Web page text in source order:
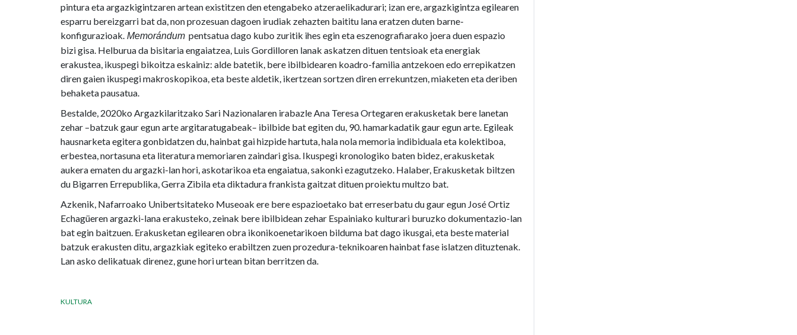
pintura eta argazkigintzaren artean existitzen den etengabeko atzeraelikadurari; izan ere, argazkigintza egilearen
esparru bereizgarri bat da, non prozesuan dagoen irudiak zehazten baititu lana eratzen duten barne-
konfigurazioak. Memorándum pentsatua dago kubo zuritik ihes egin eta eszenografiarako joera duen espazio
bizi gisa. Helburua da bisitaria engaiatzea, Luis Gordilloren lanak askatzen dituen tentsioak eta energiak
erakustea, ikuspegi bikoitza eskainiz: alde batetik, bere ibilbidearen koadro-familia antzekoen edo errepikatzen
diren gaien ikuspegi makroskopikoa, eta beste aldetik, ikertzean sortzen diren errekuntzen, miaketen eta deriben
behaketa pausatua.
Bestalde, 2020ko Argazkilaritzako Sari Nazionalaren irabazle Ana Teresa Ortegaren erakusketak bere lanetan
zehar –batzuk gaur egun arte argitaratugabeak– ibilbide bat egiten du, 90. hamarkadatik gaur egun arte. Egileak
hausnarketa egitera gonbidatzen du, hainbat gai hizpide hartuta, hala nola memoria indibiduala eta kolektiboa,
erbestea, nortasuna eta literatura memoriaren zaindari gisa. Ikuspegi kronologiko baten bidez, erakusketak
aukera ematen du argazki-lan hori, askotarikoa eta engaiatua, sakonki ezagutzeko. Halaber, Erakusketak biltzen
du Bigarren Errepublika, Gerra Zibila eta diktadura frankista gaitzat dituen proiektu multzo bat.
Azkenik, Nafarroako Unibertsitateko Museoak ere bere espazioetako bat erreserbatu du gaur egun José Ortiz
Echagüeren argazki-lana erakusteko, zeinak bere ibilbidean zehar Espainiako kulturari buruzko dokumentazio-lan
bat egin baitzuen. Erakusketan egilearen obra ikonikoenetarikoen bilduma bat dago ikusgai, eta beste material
batzuk erakusten ditu, argazkiak egiteko erabiltzen zuen prozedura-teknikoaren hainbat fase islatzen dituztenak.
Lan asko delikatuak direnez, gune hori urtean bitan berritzen da.
KULTURA